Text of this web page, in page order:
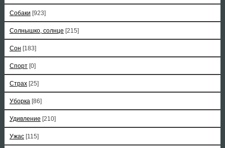
Собаки [923]
Солнышко, солнце [215]
Сон [183]
Спорт [0]
Страх [25]
Уборка [86]
Удивление [210]
Ужас [115]